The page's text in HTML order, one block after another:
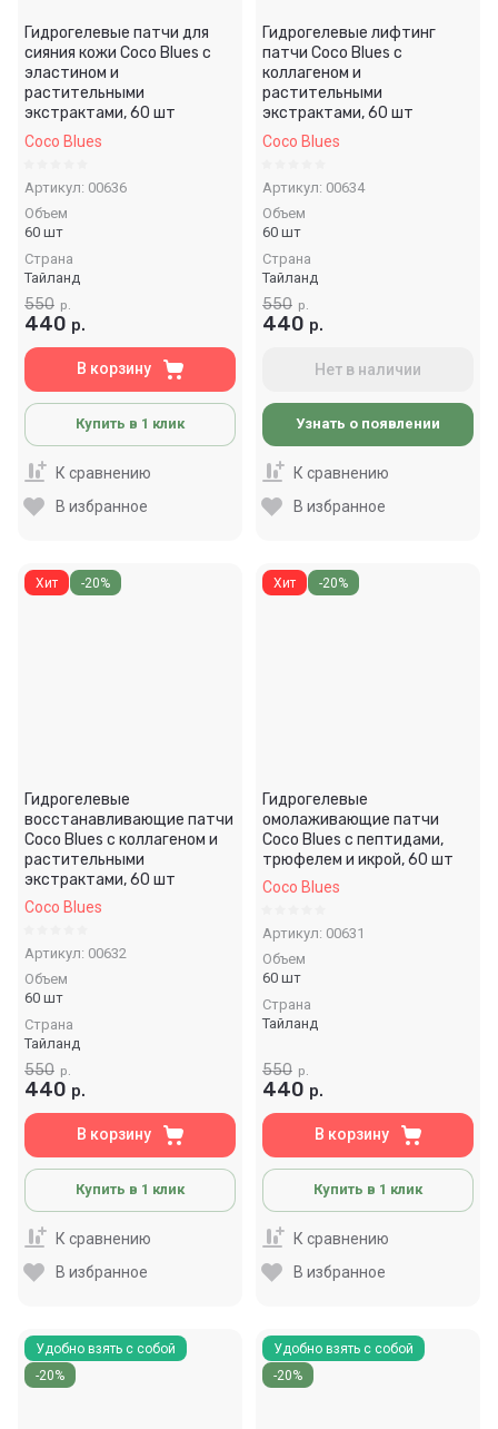
Гидрогелевые патчи для
сияния кожи Coco Blues с
эластином и
растительными
экстрактами, 60 шт
Coco Blues
Артикул: 00636
Объем
60 шт
Страна
Тайланд
550 р.
440 р.
В корзину
Купить в 1 клик
К сравнению
В избранное
Гидрогелевые лифтинг
патчи Coco Blues с
коллагеном и
растительными
экстрактами, 60 шт
Coco Blues
Артикул: 00634
Объем
60 шт
Страна
Тайланд
550 р.
440 р.
Нет в наличии
Узнать о появлении
К сравнению
В избранное
Хит -20%
Гидрогелевые
восстанавливающие патчи
Coco Blues с коллагеном и
растительными
экстрактами, 60 шт
Coco Blues
Артикул: 00632
Объем
60 шт
Страна
Тайланд
550 р.
440 р.
В корзину
Купить в 1 клик
К сравнению
В избранное
Хит -20%
Гидрогелевые
омолаживающие патчи
Coco Blues с пептидами,
трюфелем и икрой, 60 шт
Coco Blues
Артикул: 00631
Объем
60 шт
Страна
Тайланд
550 р.
440 р.
В корзину
Купить в 1 клик
К сравнению
В избранное
Удобно взять с собой
-20%
Удобно взять с собой
-20%